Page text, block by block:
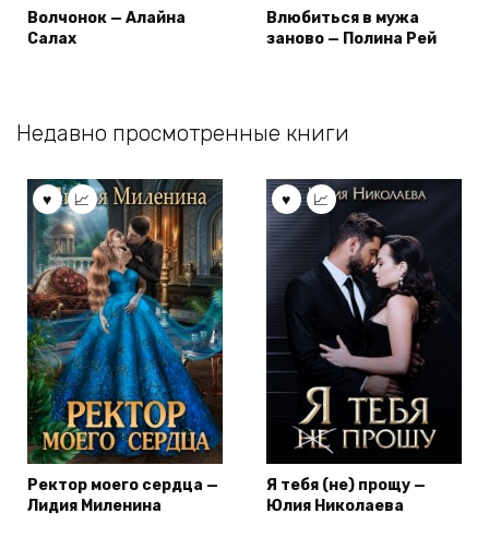
Волчонок — Алайна
Салах
Влюбиться в мужа
заново — Полина Рей
Недавно просмотренные книги
Ректор моего сердца —
Лидия Миленина
Я тебя (не) прощу —
Юлия Николаева